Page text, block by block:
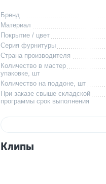
Бренд
Материал
Покрытие / цвет
Серия фурнитуры
Страна производителя
Количество в мастер
упаковке, шт
Количество на поддоне, шт
При заказе свыше складской
программы срок выполнения
Клипы